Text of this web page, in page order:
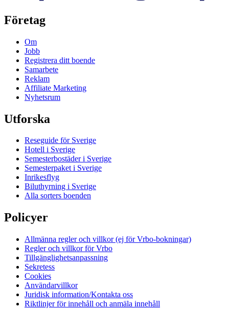
Företag
Om
Jobb
Registrera ditt boende
Samarbete
Reklam
Affiliate Marketing
Nyhetsrum
Utforska
Reseguide för Sverige
Hotell i Sverige
Semesterbostäder i Sverige
Semesterpaket i Sverige
Inrikesflyg
Biluthyrning i Sverige
Alla sorters boenden
Policyer
Allmänna regler och villkor (ej för Vrbo-bokningar)
Regler och villkor för Vrbo
Tillgänglighetsanpassning
Sekretess
Cookies
Användarvillkor
Juridisk information/Kontakta oss
Riktlinjer för innehåll och anmäla innehåll